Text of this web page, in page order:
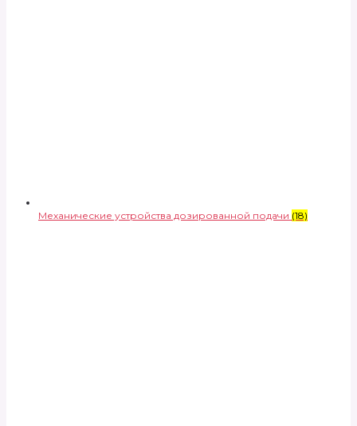
Механические устройства дозированной подачи (18)